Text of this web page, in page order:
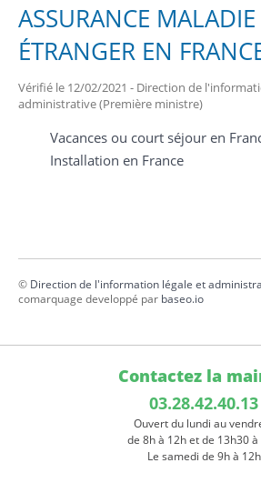
ASSURANCE
ÉTRANGER EN
Vérifié le 12/02/2021 - Direction de
administrative (Première ministre)
Vacances ou court séjour en
Installation en France
© Direction de l'information légale et
comarquage developpé par baseo.io
Contactez la
03.28.42.40.13
Ouvert du lundi au
de 8h à 12h et de 13h30 à
Le samedi de 9h à 12h